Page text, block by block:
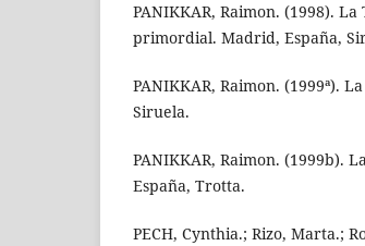
PANIKKAR, Raimon. (1998).
primordial. Madrid, España,
PANIKKAR, Raimon. (1999ª).
Siruela.
PANIKKAR, Raimon. (1999b).
España, Trotta.
PECH, Cynthia.; Rizo, Marta.;